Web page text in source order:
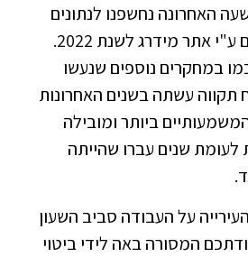
האחרונה נחשפנו לנתונים
מצויינים המתפרסמים ע"י אתר מידרג לשנת 2022.
במחקרים נוספים שנעשו
תקווה עשתה בשנים האחרונות
ביותר ומובילה
לעומת שנים עברו שהייתה
על העבודה סביב השעון
המסורה באה לידי ביטוי